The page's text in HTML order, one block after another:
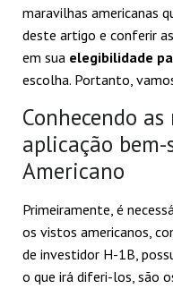
maravilhas americanas
deste artigo e conferir
em sua elegibilidade
escolha. Portanto,
Conhecendo
aplicação
Americano
Primeiramente, é
os vistos americanos,
de investidor H-1B,
o que irá diferi-los, são